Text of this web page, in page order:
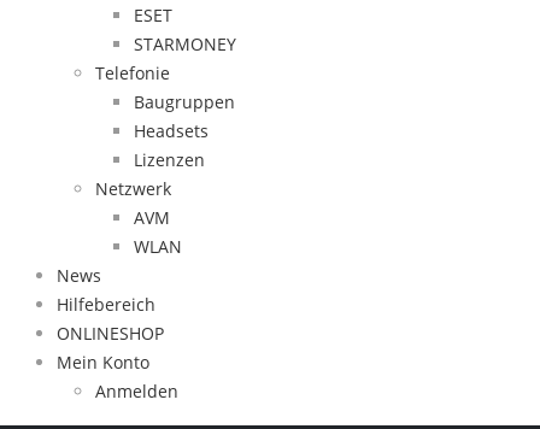
ESET
STARMONEY
Telefonie
Baugruppen
Headsets
Lizenzen
Netzwerk
AVM
WLAN
News
Hilfebereich
ONLINESHOP
Mein Konto
Anmelden